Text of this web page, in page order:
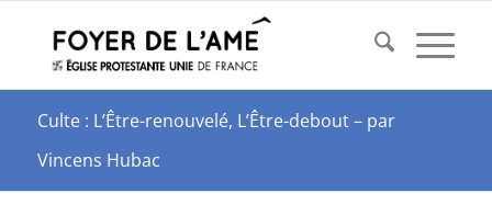
Culte : L’Être-renouvelé, L’Être-debout – par
Vincens Hubac